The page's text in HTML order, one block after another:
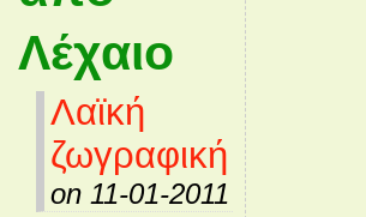
Λέχαιο
Λαϊκή
ζωγραφική
on 11-01-2011